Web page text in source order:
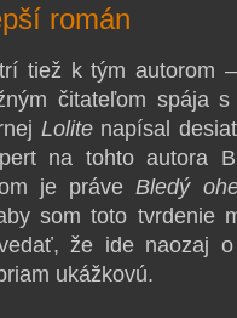
román
tiež k tým autorom
čitateľom spája
Lolitenapísal
na tohto autora
je práve Bledý
som toto tvrdenie
že ide naozaj o
ukážkovú.